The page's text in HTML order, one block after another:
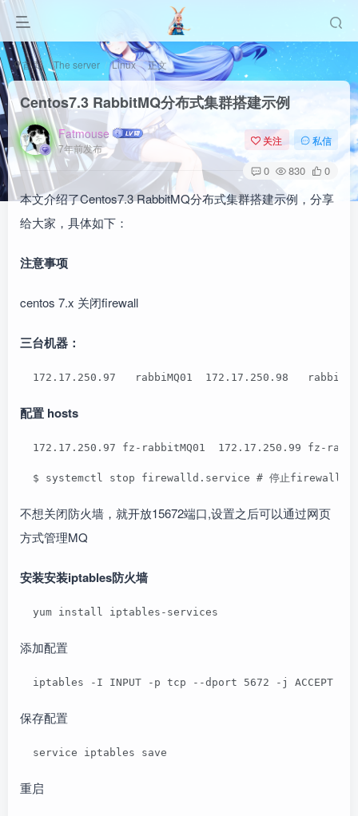
首页 The server Linux 正文
Centos7.3 RabbitMQ分布式集群搭建示例
Fatmouse
7年前发布
关注 私信
0 830 0
本文介绍了Centos7.3 RabbitMQ分布式集群搭建示例，分享
给大家，具体如下：
注意事项
centos 7.x 关闭firewall
三台机器：
172.17.250.97   rabbiMQ01  172.17.250.98
配置 hosts
172.17.250.97 fz-rabbitMQ01  172.17.250.99 fz-
  $ systemctl stop firewalld.service # 停止firewall
不想关闭防火墙，就开放15672端口,设置之后可以通过网页
方式管理MQ
安装安装iptables防火墙
  yum install iptables-services
添加配置
iptables -I INPUT -p tcp --dport 5672 -j ACCEPT
保存配置
  service iptables save
重启